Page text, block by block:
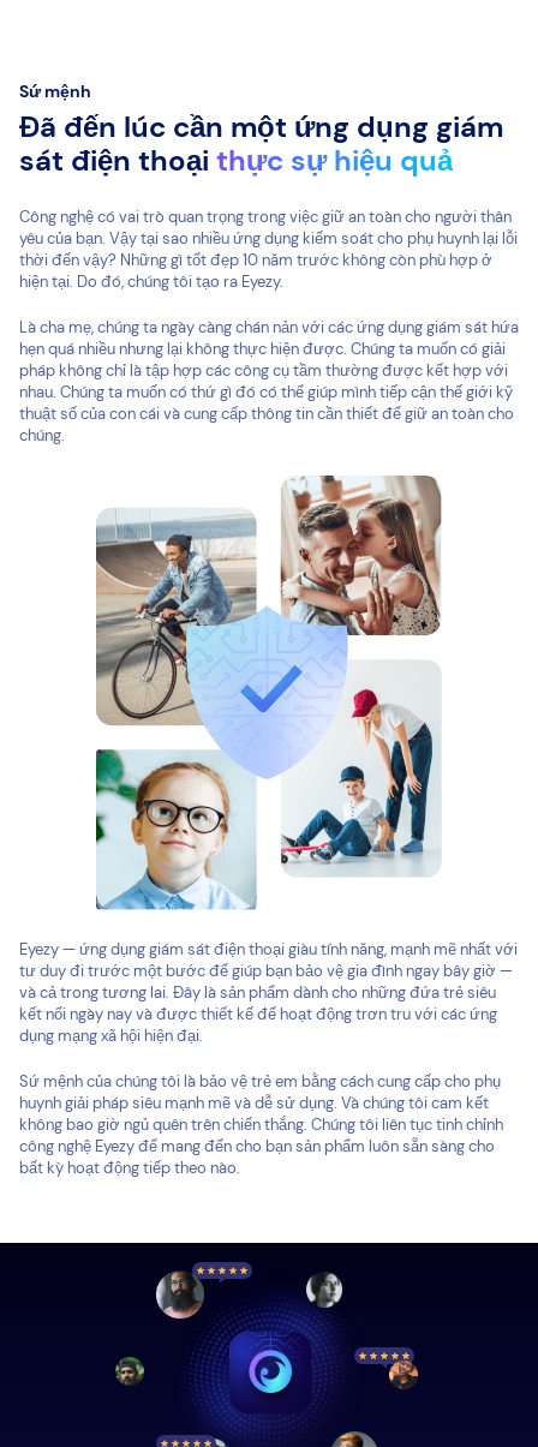
Sứ mệnh
Đã đến lúc cần một ứng dụng giám
sát điện thoại thực sự hiệu quả
Công nghệ có vai trò quan trọng trong việc giữ an toàn cho người thân
yêu của bạn. Vậy tại sao nhiều ứng dụng kiểm soát cho phụ huynh lại lỗi
thời đến vậy? Những gì tốt đẹp 10 năm trước không còn phù hợp ở
hiện tại. Do đó, chúng tôi tạo ra Eyezy.
Là cha mẹ, chúng ta ngày càng chán nản với các ứng dụng giám sát hứa
hẹn quá nhiều nhưng lại không thực hiện được. Chúng ta muốn có giải
pháp không chỉ là tập hợp các công cụ tầm thường được kết hợp với
nhau. Chúng ta muốn có thứ gì đó có thể giúp mình tiếp cận thế giới kỹ
thuật số của con cái và cung cấp thông tin cần thiết để giữ an toàn cho
chúng.
Eyezy — ứng dụng giám sát điện thoại giàu tính năng, mạnh mẽ nhất với
tư duy đi trước một bước để giúp bạn bảo vệ gia đình ngay bây giờ —
và cả trong tương lai. Đây là sản phẩm dành cho những đứa trẻ siêu
kết nối ngày nay và được thiết kế để hoạt động trơn tru với các ứng
dụng mạng xã hội hiện đại.
Sứ mệnh của chúng tôi là bảo vệ trẻ em bằng cách cung cấp cho phụ
huynh giải pháp siêu mạnh mẽ và dễ sử dụng. Và chúng tôi cam kết
không bao giờ ngủ quên trên chiến thắng. Chúng tôi liên tục tinh chỉnh
công nghệ Eyezy để mang đến cho bạn sản phẩm luôn sẵn sàng cho
bất kỳ hoạt động tiếp theo nào.